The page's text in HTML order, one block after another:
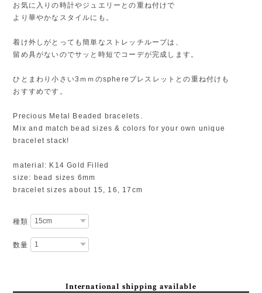
お気に入りの時計やジュエリーとの重ね付けで
より華やかなスタイルにも。
着け外しがとっても簡単なストレッチループは、
留め具がないのでサッと時短でコーデが完成します。
ひとまわり小さい3ｍｍのsphereブレスレットとの重ね付けも
おすすめです。
Precious Metal Beaded bracelets.
Mix and match bead sizes & colors for your own unique
bracelet stack!
material: K14 Gold Filled
size: bead sizes 6mm
bracelet sizes about 15, 16, 17cm
種類
数量
International shipping available